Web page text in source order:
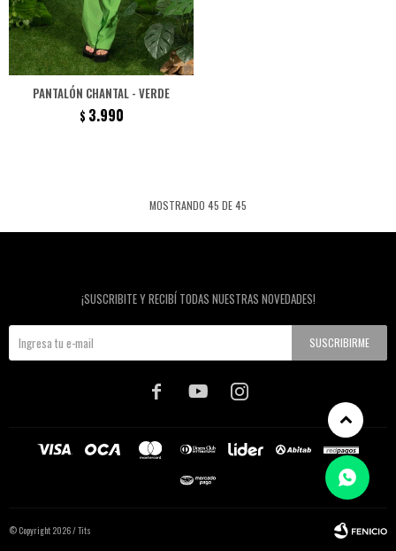
PANTALÓN CHANTAL - VERDE
$ 3.990
MOSTRANDO 45 DE45
¡SUSCRIBITE Y RECIBÍ TODAS NUESTRAS NOVEDADES!
SUSCRIBIRME
  
© Copyright 2026 / Tits